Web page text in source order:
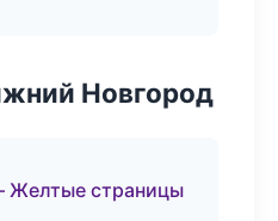
Новгород
Желтые страницы